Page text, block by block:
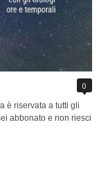
0
è riservata a tutti gli
abbonato e non riesci